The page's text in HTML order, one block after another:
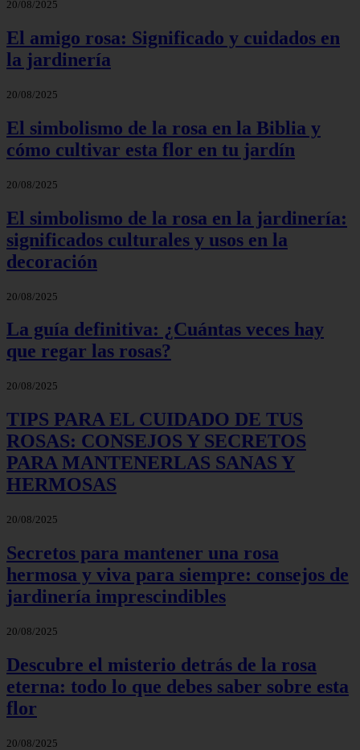
20/08/2025
El amigo rosa: Significado y cuidados en
la jardinería
20/08/2025
El simbolismo de la rosa en la Biblia y
cómo cultivar esta flor en tu jardín
20/08/2025
El simbolismo de la rosa en la jardinería:
significados culturales y usos en la
decoración
20/08/2025
La guía definitiva: ¿Cuántas veces hay
que regar las rosas?
20/08/2025
TIPS PARA EL CUIDADO DE TUS
ROSAS: CONSEJOS Y SECRETOS
PARA MANTENERLAS SANAS Y
HERMOSAS
20/08/2025
Secretos para mantener una rosa
hermosa y viva para siempre: consejos de
jardinería imprescindibles
20/08/2025
Descubre el misterio detrás de la rosa
eterna: todo lo que debes saber sobre esta
flor
20/08/2025